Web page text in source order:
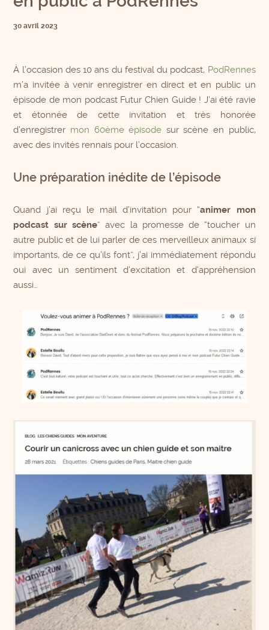
30 avril 2023
À l’occasion des 10 ans du festival du podcast, PodRennes
m’a invitée à venir enregistrer en direct et en public un
épisode de mon podcast Futur Chien Guide ! J’ai été ravie
et étonnée de cette invitation et très honorée
d’enregistrer mon 60ème épisode sur scène en public,
avec des invités rennais pour l’occasion.
Une préparation inédite de l’épisode
Quand j’ai reçu le mail d’invitation pour “animer mon
podcast sur scène” avec la promesse de “toucher un
autre public et de lui parler de ces merveilleux animaux si
importants, de ce qu’ils font”, j’ai immédiatement répondu
oui avec un sentiment d’excitation et d’appréhension
aussi…